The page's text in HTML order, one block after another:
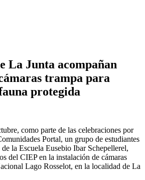
La Junta acompañan
trampa para
protegida
como parte de las celebraciones por
Portal, un grupo de estudiantes
la Escuela Eusebio Ibar Schepellerel,
del CIEP en la instalación de cámaras
Lago Rosselot, en la localidad de La